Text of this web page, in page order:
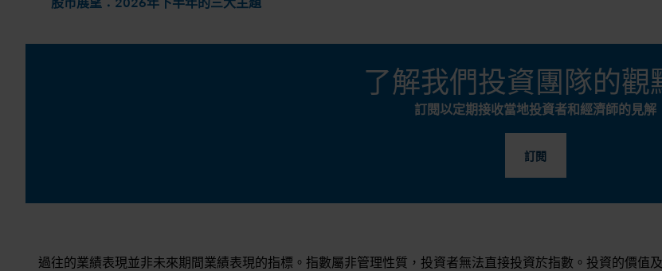
股市展望：2026年下半年的三大主題
了解我們投資團隊的觀
訂閱以定期接收當地投資者和經濟師的見解
訂閱
過往的業績表現並非未來期間業績表現的指標。指數屬非管理性質，投資者無法直接投資於指數。投資的價值